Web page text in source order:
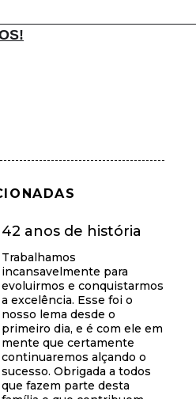
42 anos de história
Trabalhamos
incansavelmente para
evoluirmos e conquistarmos
a excelência. Esse foi o
nosso lema desde o
primeiro dia, e é com ele em
mente que certamente
continuaremos alçando o
sucesso. Obrigada a todos
que fazem parte desta